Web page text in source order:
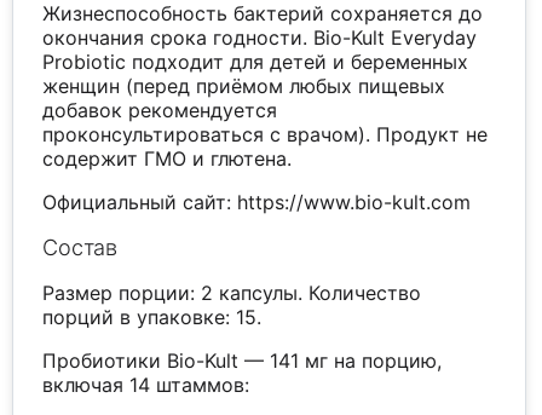
Жизнеспособность бактерий сохраняется до
окончания срока годности. Bio-Kult Everyday
Probiotic подходит для детей и беременных
женщин (перед приёмом любых пищевых
добавок рекомендуется
проконсультироваться с врачом). Продукт не
содержит ГМО и глютена.
Официальный сайт: https://www.bio-kult.com
Состав
Размер порции: 2 капсулы. Количество
порций в упаковке: 15.
Пробиотики Bio-Kult — 141 мг на порцию,
включая 14 штаммов: